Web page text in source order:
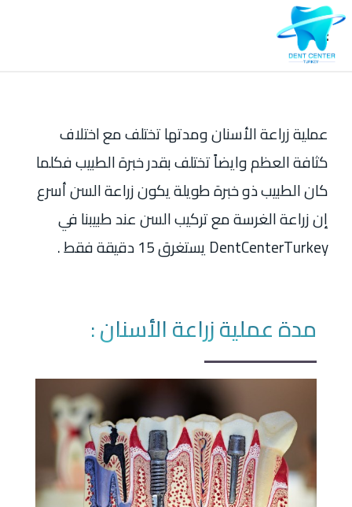
عملية زراعة الأسنان ومدتها تختلف مع اختلاف
كثافة العظم وايضاً تختلف بقدر خبرة الطبيب فكلما
كان الطبيب ذو خبرة طويلة يكون زراعة السن أسرع
إن زراعة الغرسة مع تركيب السن عند طبيبنا في
DentCenterTurkey يستغرق 15 دقيقة فقط .
مدة عملية زراعة الأسنان :